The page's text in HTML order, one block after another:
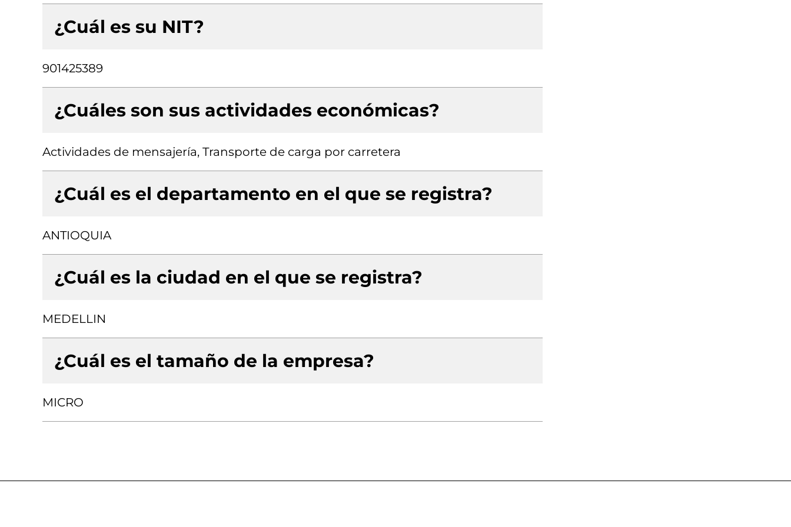
¿Cuál es su NIT?
901425389
¿Cuáles son sus actividades económicas?
Actividades de mensajería, Transporte de carga por carretera
¿Cuál es el departamento en el que se registra?
ANTIOQUIA
¿Cuál es la ciudad en el que se registra?
MEDELLIN
¿Cuál es el tamaño de la empresa?
MICRO